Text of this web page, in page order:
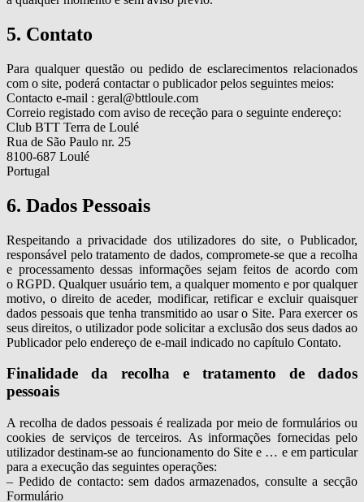
5. Contato
Para qualquer questão ou pedido de esclarecimentos relacionados
com o site, poderá contactar o publicador pelos seguintes meios:
Contacto e-mail : geral@bttloule.com
Correio registado com aviso de receção para o seguinte endereço:
Club BTT Terra de Loulé
Rua de São Paulo nr. 25
8100-687 Loulé
Portugal
6. Dados Pessoais
Respeitando a privacidade dos utilizadores do site, o Publicador,
responsável pelo tratamento de dados, compromete-se que a recolha
e processamento dessas informações sejam feitos de acordo com
o RGPD. Qualquer usuário tem, a qualquer momento e por qualquer
motivo, o direito de aceder, modificar, retificar e excluir quaisquer
dados pessoais que tenha transmitido ao usar o Site. Para exercer os
seus direitos, o utilizador pode solicitar a exclusão dos seus dados ao
Publicador pelo endereço de e-mail indicado no capítulo Contato.
Finalidade da recolha e tratamento de dados
pessoais
A recolha de dados pessoais é realizada por meio de formulários ou
cookies de serviços de terceiros. As informações fornecidas pelo
utilizador destinam-se ao funcionamento do Site e … e em particular
para a execução das seguintes operações:
– Pedido de contacto: sem dados armazenados, consulte a secção
Formulário